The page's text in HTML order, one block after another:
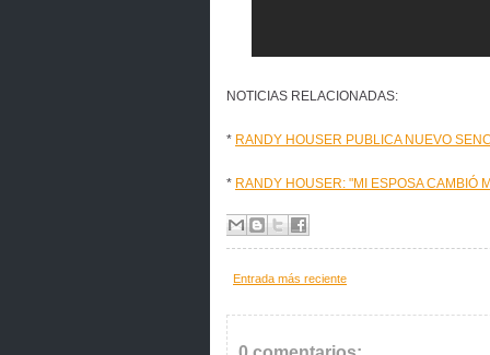
NOTICIAS RELACIONADAS:
* RANDY HOUSER PUBLICA NUEVO
* RANDY HOUSER: "MI ESPOSA CAMBIÓ
Entrada más reciente